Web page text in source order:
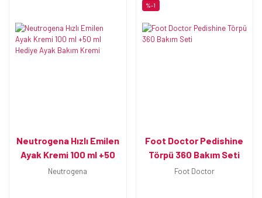
Neutrogena Hızlı Emilen
Ayak Kremi 100 ml +50
ml Hediye Ayak Bakım
Neutrogena
%-1
Foot Doctor Pedishine
Törpü 360 Bakım Seti
Foot Doctor